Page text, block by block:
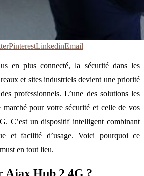
PinterestLinkedinEmail
en plus connecté, la sécurité dans les
et sites industriels devient une priorité
professionnels. L’une des solutions les
marché pour votre sécurité et celle de vos
C’est un dispositif intelligent combinant
et facilité d’usage. Voici pourquoi ce
en tout lieu.
Ajax Hub 2 4G ?